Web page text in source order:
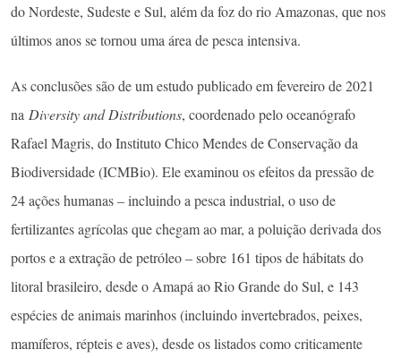
do Nordeste, Sudeste e Sul, além da foz do rio Amazonas, que nos
últimos anos se tornou uma área de pesca intensiva.
As conclusões são de um estudo publicado em fevereiro de 2021
na Diversity and Distributions, coordenado pelo oceanógrafo
Rafael Magris, do Instituto Chico Mendes de Conservação da
Biodiversidade (ICMBio). Ele examinou os efeitos da pressão de
24 ações humanas – incluindo a pesca industrial, o uso de
fertilizantes agrícolas que chegam ao mar, a poluição derivada dos
portos e a extração de petróleo – sobre 161 tipos de hábitats do
litoral brasileiro, desde o Amapá ao Rio Grande do Sul, e 143
espécies de animais marinhos (incluindo invertebrados, peixes,
mamíferos, répteis e aves), desde os listados como criticamente